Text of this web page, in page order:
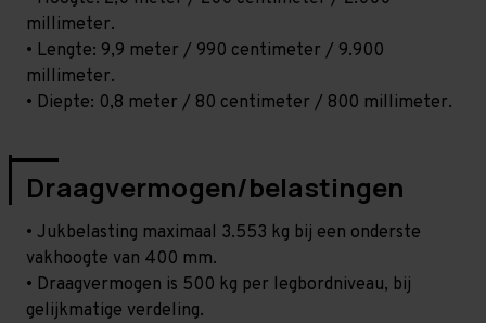
millimeter.
• Lengte: 9,9 meter / 990 centimeter / 9.900
millimeter.
• Diepte: 0,8 meter / 80 centimeter / 800 millimeter.
Draagvermogen/belastingen
• Jukbelasting maximaal 3.553 kg bij een onderste
vakhoogte van 400 mm.
• Draagvermogen is 500 kg per legbordniveau, bij
gelijkmatige verdeling.